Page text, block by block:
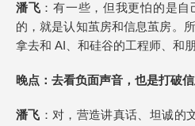
潘飞 ：有一些，但我更怕的是
的，就是认知茧房和信息茧房。
拿去和 AI、和硅谷的工程师、和
晚点 ：去看负面声音，也是打破
潘飞 ：对，营造讲真话、坦诚的